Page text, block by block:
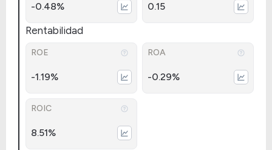
-0.48% 0.15
Rentabilidad
ROE
-1.19%
ROA
-0.29%
ROIC
8.51%